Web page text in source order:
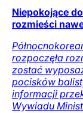
Niepokojące
rozmieści
rozpoczęła
zostać
pocisków
informacji
Wywiadu